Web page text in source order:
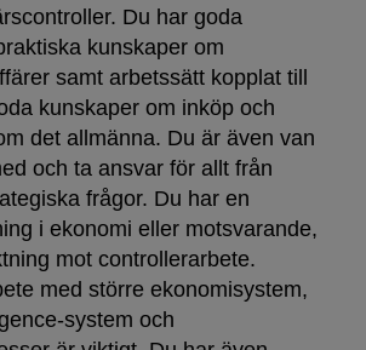
Du har goda
kunskaper om
samt arbetssätt kopplat till
kunskaper om inköp och
det allmänna. Du är även van
och ta ansvar för allt från
frågor. Du har en
i ekonomi eller motsvarande,
mot controllerarbete.
med större ekonomisystem,
system och